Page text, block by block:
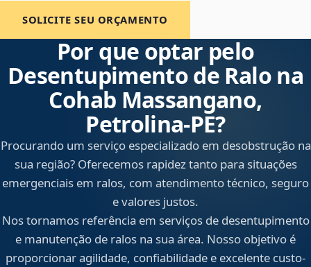
SOLICITE SEU ORÇAMENTO
Por que optar pelo
Desentupimento de Ralo na
Cohab Massangano,
Petrolina‑PE?
Procurando um serviço especializado em desobstrução na
sua região? Oferecemos rapidez tanto para situações
emergenciais em ralos, com atendimento técnico, seguro
e valores justos.
Nos tornamos referência em serviços de desentupimento
e manutenção de ralos na sua área. Nosso objetivo é
proporcionar agilidade, confiabilidade e excelente custo-